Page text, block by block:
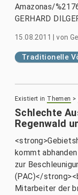
Amazonas/
GERHARD
15.08.2011 |von
Traditionelle
Existiert in Themen >
Schlechte
Regenwald
kommt
zur
(PAC)</
Mitarbeiter der